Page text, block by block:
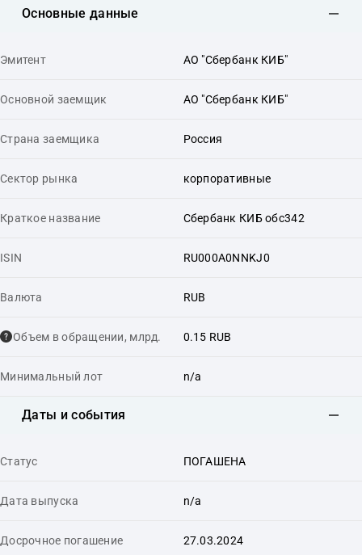
Основные данные
Эмитент АО "Сбербанк КИБ"
Основной заемщик АО "Сбербанк КИБ"
Страна заемщика Россия
Сектор рынка корпоративные
Краткое название Сбербанк КИБ обс342
ISIN RU000A0NNKJ0
Валюта RUB
Объем в обращении, млрд. 0.15 RUB
Минимальный лот n/a
Даты и события
Статус ПОГАШЕНА
Дата выпуска n/a
Досрочное погашение 27.03.2024